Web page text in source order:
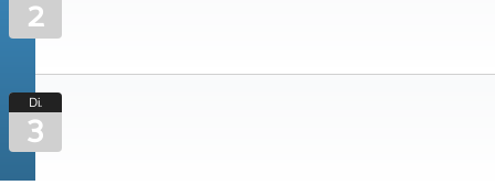
2
Di.
3